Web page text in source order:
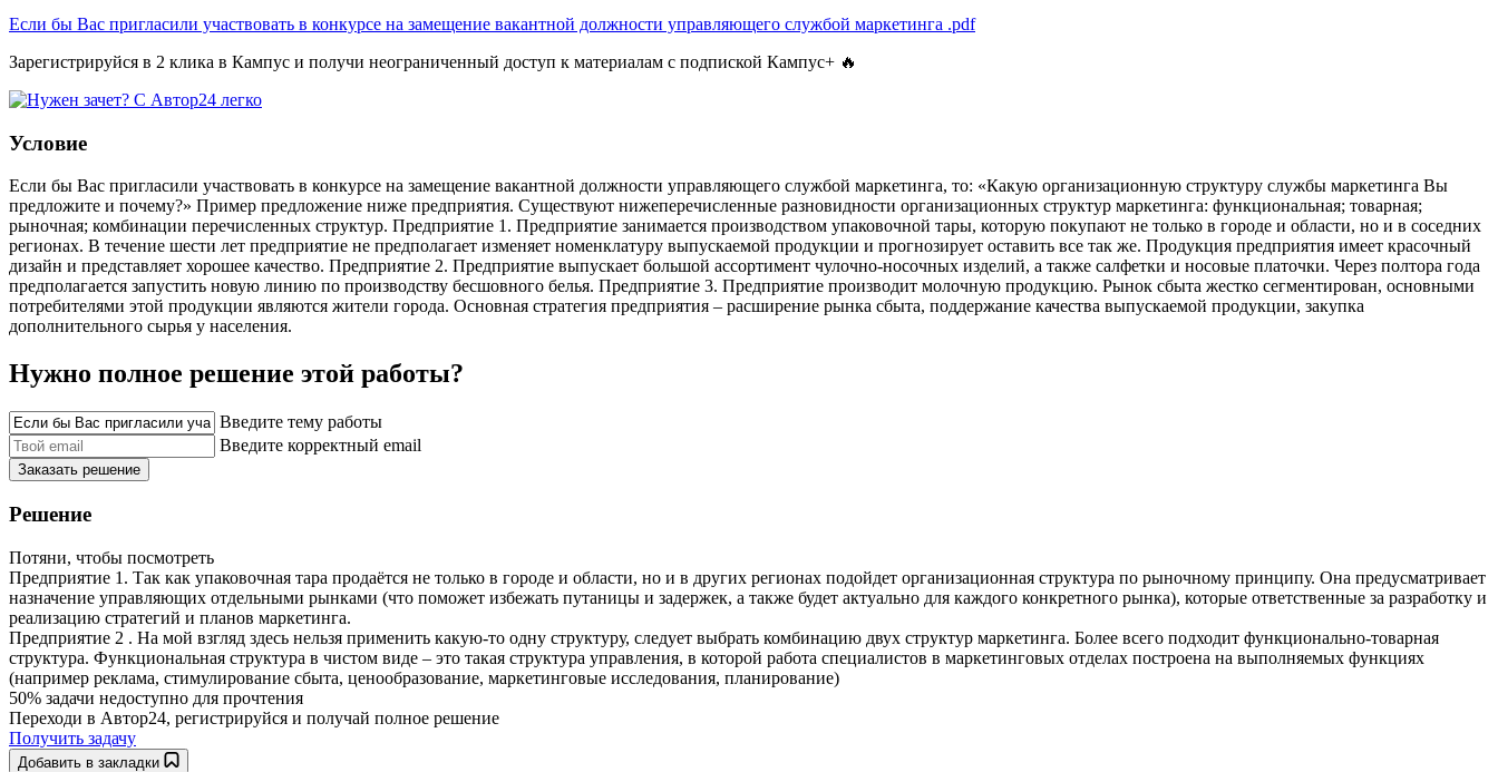
Если бы Вас пригласили участвовать в конкурсе на замещение вакантной должности управляющего службой маркетинга .pdf
Зарегистрируйся в 2 клика в Кампус и получи неограниченный доступ к материалам с подпиской Кампус+ 🔥
Условие
Если бы Вас пригласили участвовать в конкурсе на замещение вакантной должности управляющего службой маркетинга, то: «Какую организационную структуру службы маркетинга Вы
предложите и почему?» Пример предложение ниже предприятия. Существуют нижеперечисленные разновидности организационных структур маркетинга: функциональная; товарная;
рыночная; комбинации перечисленных структур. Предприятие 1. Предприятие занимается производством упаковочной тары, которую покупают не только в городе и области, но и в соседних
регионах. В течение шести лет предприятие не предполагает изменяет номенклатуру выпускаемой продукции и прогнозирует оставить все так же. Продукция предприятия имеет красочный
дизайн и представляет хорошее качество. Предприятие 2. Предприятие выпускает большой ассортимент чулочно-носочных изделий, а также салфетки и носовые платочки. Через полтора года
предполагается запустить новую линию по производству бесшовного белья. Предприятие 3. Предприятие производит молочную продукцию. Рынок сбыта жестко сегментирован, основными
потребителями этой продукции являются жители города. Основная стратегия предприятия – расширение рынка сбыта, поддержание качества выпускаемой продукции, закупка
дополнительного сырья у населения.
Нужно полное решение этой работы?
Введите тему работы
Введите корректный email
Заказать решение
Решение
Потяни, чтобы посмотреть
Предприятие 1. Так как упаковочная тара продаётся не только в городе и области, но и в других регионах подойдет организационная структура по рыночному принципу. Она предусматривает
назначение управляющих отдельными рынками (что поможет избежать путаницы и задержек, а также будет актуально для каждого конкретного рынка), которые ответственные за разработку и
реализацию стратегий и планов маркетинга.
Предприятие 2 . На мой взгляд здесь нельзя применить какую-то одну структуру, следует выбрать комбинацию двух структур маркетинга. Более всего подходит функционально-товарная
структура. Функциональная структура в чистом виде – это такая структура управления, в которой работа специалистов в маркетинговых отделах построена на выполняемых функциях
(например реклама, стимулирование сбыта, ценообразование, маркетинговые исследования, планирование)
50% задачи недоступно для прочтения
Переходи в Автор24, регистрируйся и получай полное решение
Получить задачу
Добавить в закладки